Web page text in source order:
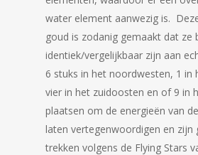
water element aanwezig is.
goud is zodanig gemaakt dat ze
identiek/vergelijkbaar zijn aan
6 stuks in het noordwesten, 1 in
vier in het zuidoosten en of 9 in
plaatsen om de energieën van
laten vertegenwoordigen en zijn
trekken volgens de Flying Stars